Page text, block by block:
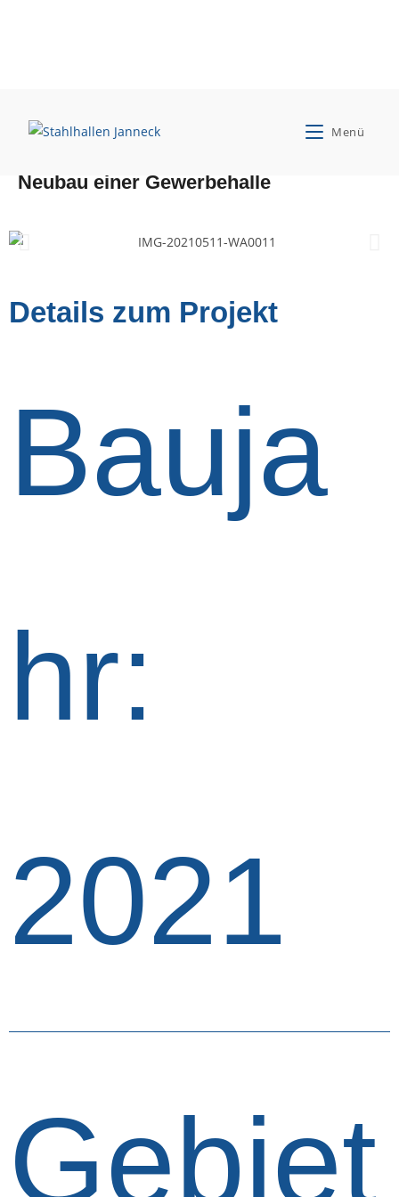
Menü
VLD Grundstücks- und
Vermögensverwaltung GmbH
Neubau einer Gewerbehalle
Details zum Projekt
Bauja
hr:
2021
Gebiet